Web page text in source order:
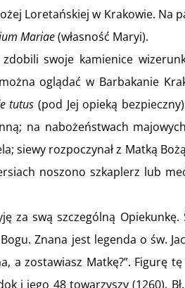
Loretańskiej w Krakowie.
Mariae(własność Maryi).
zdobili swoje kamienice
oglądać w Barbakanie
tutus (pod Jej opieką
na nabożeństwach
siewy rozpoczynał z Matką
noszono szkaplerz lub
za swą szczególną
Znana jest legenda o św.
a zostawiasz Matkę?”.
i jego 48 towarzyszy (1260).